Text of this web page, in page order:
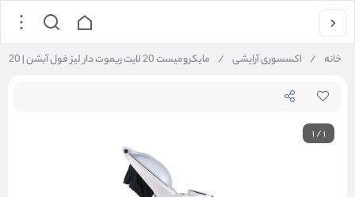
خانه / اکسسوری آرایشی / مایکرومیست 20 لایت ریموت دار لیز فول آبشن | Lizz Micromist 20
1/1